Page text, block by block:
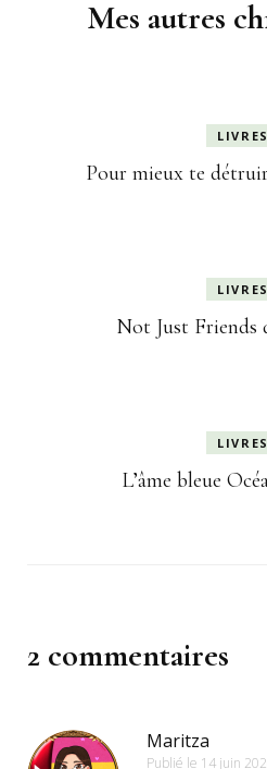
Mes autres
LIVRES
Pour mieux te
LIVRES
Not Just Friends
LIVRES
L’âme bleue
2 commentaires
Maritza
Publié le 14 juin